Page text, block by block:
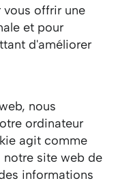
offrir une
et pour
d'améliorer
nous
ordinateur
agit comme
site web de
informations